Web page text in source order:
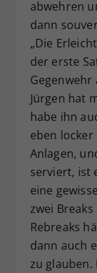
abwehren
dann
„Die
der erste
Jürgen hat
habe ihn
eben
Anlagen,
serviert, ist
eine
zwei
Rebreaks
dann auch
zu glauben.